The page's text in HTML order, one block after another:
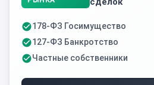
178-ФЗ Госимущество
127-ФЗ Банкротство
Частные собственники